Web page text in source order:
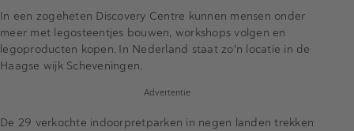
In een zogeheten Discovery Centre kunnen mensen onder
meer met legosteentjes bouwen, workshops volgen en
legoproducten kopen. In Nederland staat zo'n locatie in de
Haagse wijk Scheveningen.
Advertentie
De 29 verkochte indoorpretparken in negen landen trekken